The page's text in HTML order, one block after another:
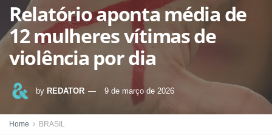
Relatório aponta média de
12 mulheres vítimas de
violência por dia
by REDATOR 9 de março de 2026
Home BRASIL